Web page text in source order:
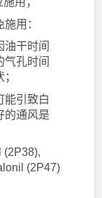
用：
油干时间
气孔时间
能引致白
的通风是
(2P38),
(2P47)